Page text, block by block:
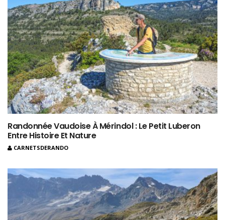
Randonnée Vaudoise À Mérindol : Le Petit Luberon
Entre Histoire Et Nature
CARNETSDERANDO